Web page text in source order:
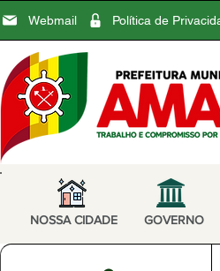
Webmail Política de
NOSSA CIDADE GOVERNO